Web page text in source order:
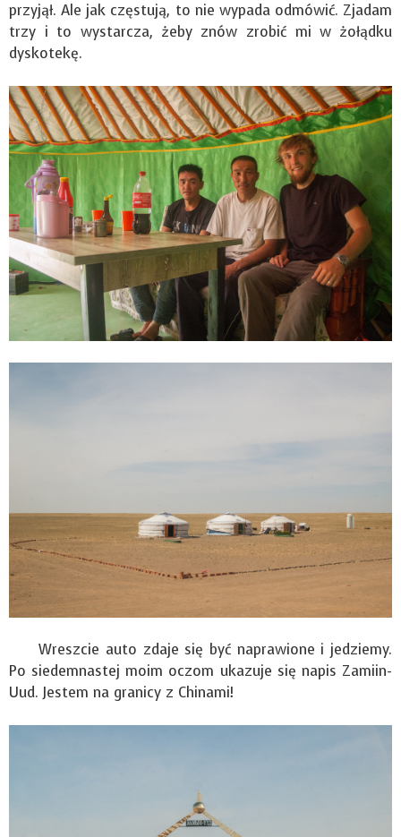
przyjął. Ale jak częstują, to nie wypada odmówić. Zjadam
trzy i to wystarcza, żeby znów zrobić mi w żołądku
dyskotekę.
Wreszcie auto zdaje się być naprawione i jedziemy.
Po siedemnastej moim oczom ukazuje się napis Zamiin-
Uud. Jestem na granicy z Chinami!